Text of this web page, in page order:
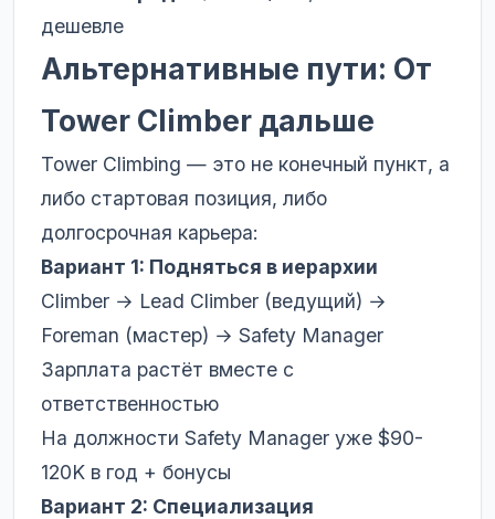
дешевле
Альтернативные пути: От
Tower Climber дальше
Tower Climbing — это не конечный пункт, а
либо стартовая позиция, либо
долгосрочная карьера:
Вариант 1: Подняться в иерархии
Climber → Lead Climber (ведущий) →
Foreman (мастер) → Safety Manager
Зарплата растёт вместе с
ответственностью
На должности Safety Manager уже $90-
120K в год + бонусы
Вариант 2: Специализация